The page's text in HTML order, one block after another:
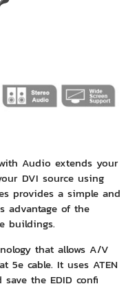
Audio extends your
DVI source using
provides a simple and
advantage of the
buildings.
that allows A/V
5e cable. It uses ATEN
the EDID confi